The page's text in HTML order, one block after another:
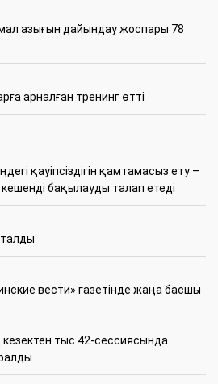
азығын дайындау жоспары 78
арналған тренинг өтті
қауіпсіздігін қамтамасыз ету –
кешенді бақылауды талап етеді
вести» газетінде жаңа басшы
тыс 42-сессиясында